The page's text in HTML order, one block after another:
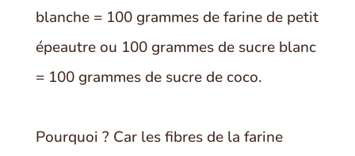
blanche = 100 grammes de farine de petit
épeautre ou 100 grammes de sucre blanc
= 100 grammes de sucre de coco.
Pourquoi ? Car les fibres de la farine